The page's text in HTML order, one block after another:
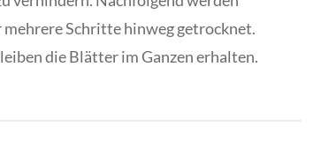
Schritte hinweg getrocknet.
die Blätter im Ganzen erhalten.